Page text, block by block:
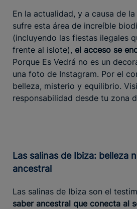
En la actualidad, y a causa de
sufre esta área de increíble
(incluyendo las fiestas ilegales
frente al islote), el acceso se
Porque Es Vedrá no es un
una foto de Instagram. Por el
belleza, misterio y equilibrio.
responsabilidad desde tu zona
Las salinas de Ibiza: belleza natural y tradición
ancestral
Las salinas de Ibiza son el
saber ancestral que conecta al